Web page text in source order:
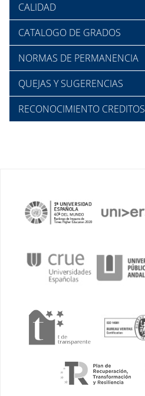
CALIDAD
CATALOGO DE GRADOS
NORMAS DE PERMANENCIA
QUEJAS Y SUGERENCIAS
RECONOCIMIENTO CREDITOS